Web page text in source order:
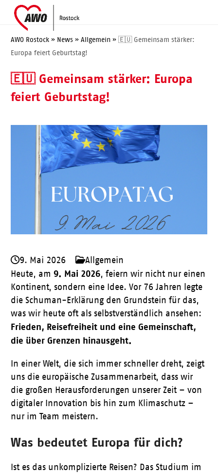
content
Open
mobile
menu
Close
mobile
menu
AWO Rostock » News »Allgemein »🇪🇺 Gemeinsam stärker:
Europa feiert Geburtstag!
🇪🇺 Gemeinsam stärker: Europa
feiert Geburtstag!
9. Mai 2026
Allgemein
Heute, am9. Mai 2026, feiern wir nicht nur einen
Kontinent, sondern eine Idee. Vor 76 Jahren legte
die Schuman-Erklärung den Grundstein für das,
was wir heute oft als selbstverständlich ansehen:
Frieden, Reisefreiheit und eine Gemeinschaft,
die über Grenzen hinausgeht.
In einer Welt, die sich immer schneller dreht, zeigt
uns die europäische Zusammenarbeit, dass wir
die großen Herausforderungen unserer Zeit – von
digitaler Innovation bis hin zum Klimaschutz –
nur im Team meistern.
Was bedeutet Europa für dich?
Ist es das unkomplizierte Reisen? Das Studium im